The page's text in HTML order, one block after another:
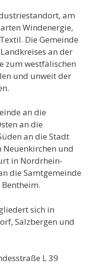
am
Windenergie,
Die Gemeinde
an der
zum westfälischen
und unweit der
an die
an die
an die Stadt
Neuenkirchen und
in Nordrhein-
die Samtgemeinde
sich in
Salzbergen und
L 39